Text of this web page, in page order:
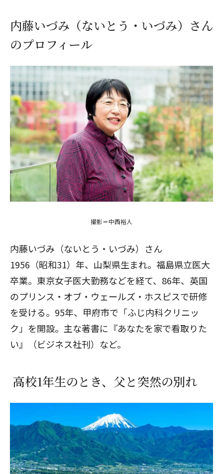
内藤いづみ（ないとう・いづみ）さん
のプロフィール
撮影＝中西裕人
内藤いづみ（ないとう・いづみ）さん
1956（昭和31）年、山梨県生まれ。福島県立医大
卒業。東京女子医大勤務などを経て、86年、英国
のプリンス・オブ・ウェールズ・ホスピスで研修
を受ける。95年、甲府市で「ふじ内科クリニッ
ク」を開設。主な著書に『あなたを家で看取りた
い』（ビジネス社刊）など。
高校1年生のとき、父と突然の別れ